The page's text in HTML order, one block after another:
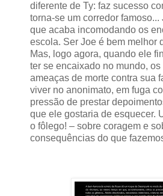
diferente de Ty: faz sucesso
torna-se um corredor
que acaba incomodando os
escola. Ser Joe é bem melhor
Mas, logo agora, quando ele
ter se encaixado no mundo,
ameaças de morte contra sua
viver no anonimato, em fuga
pressão de prestar
que ele gostaria de esquecer.
o fôlego! – sobre coragem e
consequências do que